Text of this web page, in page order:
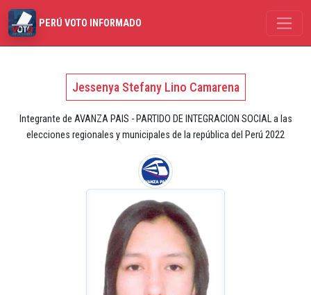
PERÚ VOTO INFORMADO
Jessenya Stefany Lino Camarena
Integrante de AVANZA PAIS - PARTIDO DE INTEGRACION SOCIAL a las
elecciones regionales y municipales de la república del Perú 2022